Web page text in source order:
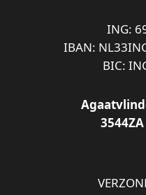
ING:
IBAN:
BIC: